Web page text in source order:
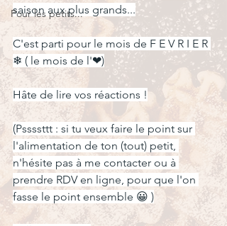
Pour les petits...
saison aux plus grands...
C'est parti pour le mois de F E V R I E R
❄ ( le mois de l'❤)
Hâte de lire vos réactions !
(Pssssttt : si tu veux faire le point sur
l'alimentation de ton (tout) petit,
n'hésite pas à me contacter ou à
prendre RDV en ligne, pour que l'on
fasse le point ensemble 😀 )